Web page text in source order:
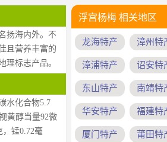
扬海内外。不
且营养丰富的
理标志产品。
水化合物5.7
黄醇当量92微
锰0.72毫
浮宫杨梅 相关地区
龙海特产 漳州特
漳浦特产 诏安特
东山特产 南靖特
华安特产 福建特
厦门特产 莆田特